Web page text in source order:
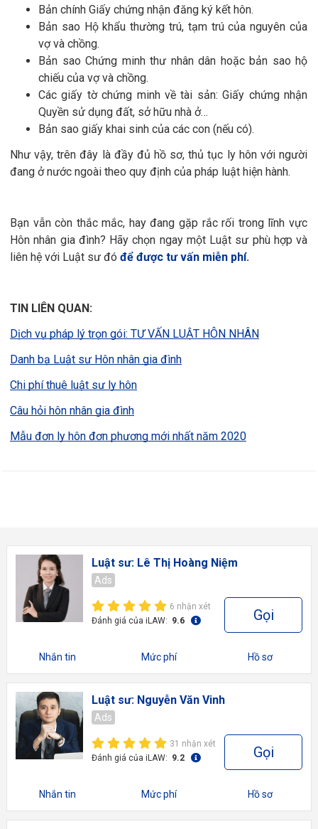
Bản chính Giấy chứng nhận đăng ký kết hôn.
Bản sao Hộ khẩu thường trú, tạm trú của nguyên của
vợ và chồng.
Bản sao Chứng minh thư nhân dân hoặc bản sao hộ
chiếu của vợ và chồng.
Các giấy tờ chứng minh về tài sản: Giấy chứng nhận
Quyền sử dụng đất, sở hữu nhà ở…
Bản sao giấy khai sinh của các con (nếu có).
Như vậy, trên đây là đầy đủ hồ sơ, thủ tục ly hôn với người
đang ở nước ngoài theo quy định của pháp luật hiện hành.
Bạn vẫn còn thắc mắc, hay đang gặp rắc rối trong lĩnh vực
Hôn nhân gia đình? Hãy chọn ngay một Luật sư phù hợp và
liên hệ với Luật sư đó để được tư vấn miễn phí.
TIN LIÊN QUAN:
Dịch vụ pháp lý trọn gói: TƯ VẤN LUẬT HÔN NHÂN
Danh bạ Luật sư Hôn nhân gia đình
Chi phí thuê luật sư ly hôn
Câu hỏi hôn nhân gia đình
Mẫu đơn ly hôn đơn phương mới nhất năm 2020
Luật sư: Lê Thị Hoàng Niệm
Ads
6 nhận xét
Đánh giá của iLAW: 9.6 Gọi
Nhắn tin Mức phí Hồ sơ
Luật sư: Nguyễn Văn Vinh
Ads
31 nhận xét
Đánh giá của iLAW: 9.2 Gọi
Nhắn tin Mức phí Hồ sơ